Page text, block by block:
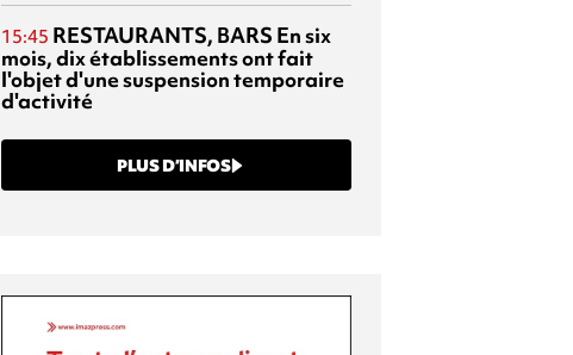
15:45 RESTAURANTS, BARS En six
mois, dix établissements ont fait
l'objet d'une suspension temporaire
d'activité
PLUS D’INFOS